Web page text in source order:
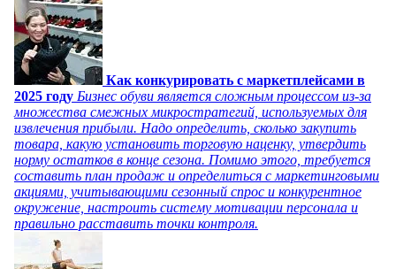
Как конкурировать с маркетплейсами в
2025 году Бизнес обуви является сложным процессом из-за
множества смежных микростратегий, используемых для
извлечения прибыли. Надо определить, сколько закупить
товара, какую установить торговую наценку, утвердить
норму остатков в конце сезона. Помимо этого, требуется
составить план продаж и определиться с маркетинговыми
акциями, учитывающими сезонный спрос и конкурентное
окружение, настроить систему мотивации персонала и
правильно расставить точки контроля.